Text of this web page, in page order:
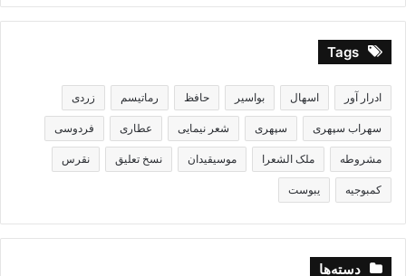
مادر متوجه نشد که پسرش داره سرش کلاه میذاره : جمع بدهی
میشه ۱۱٫۰۰۰ تومان نه ۱۲٫۰۰۰ تومان !!!
.
Tags
ادرار آور اسهال بواسیر حافظ رماتیسم زردی
سهراب سپهری سپهری شعر نیمایی عطاری فردوسی
مشروطه ملک الشعرا موسیقیدان نسخ تعلیق نقرس
کمبوجیه یبوست
دسته‌ها